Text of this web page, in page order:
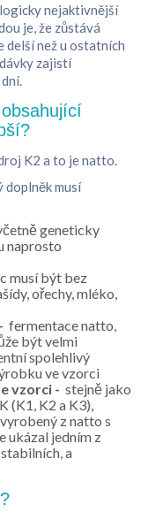
nejaktivnější
je, že zůstává
delší než u ostatních
zajistí
K2 a to je natto.
musí
geneticky
naprosto
musí být bez
ořechy, mléko,
fermentace natto,
být velmi
spolehlivý
ve vzorci
vzorci - stejně jako
(K1, K2 a K3),
z natto s
ukázal jedním z
a